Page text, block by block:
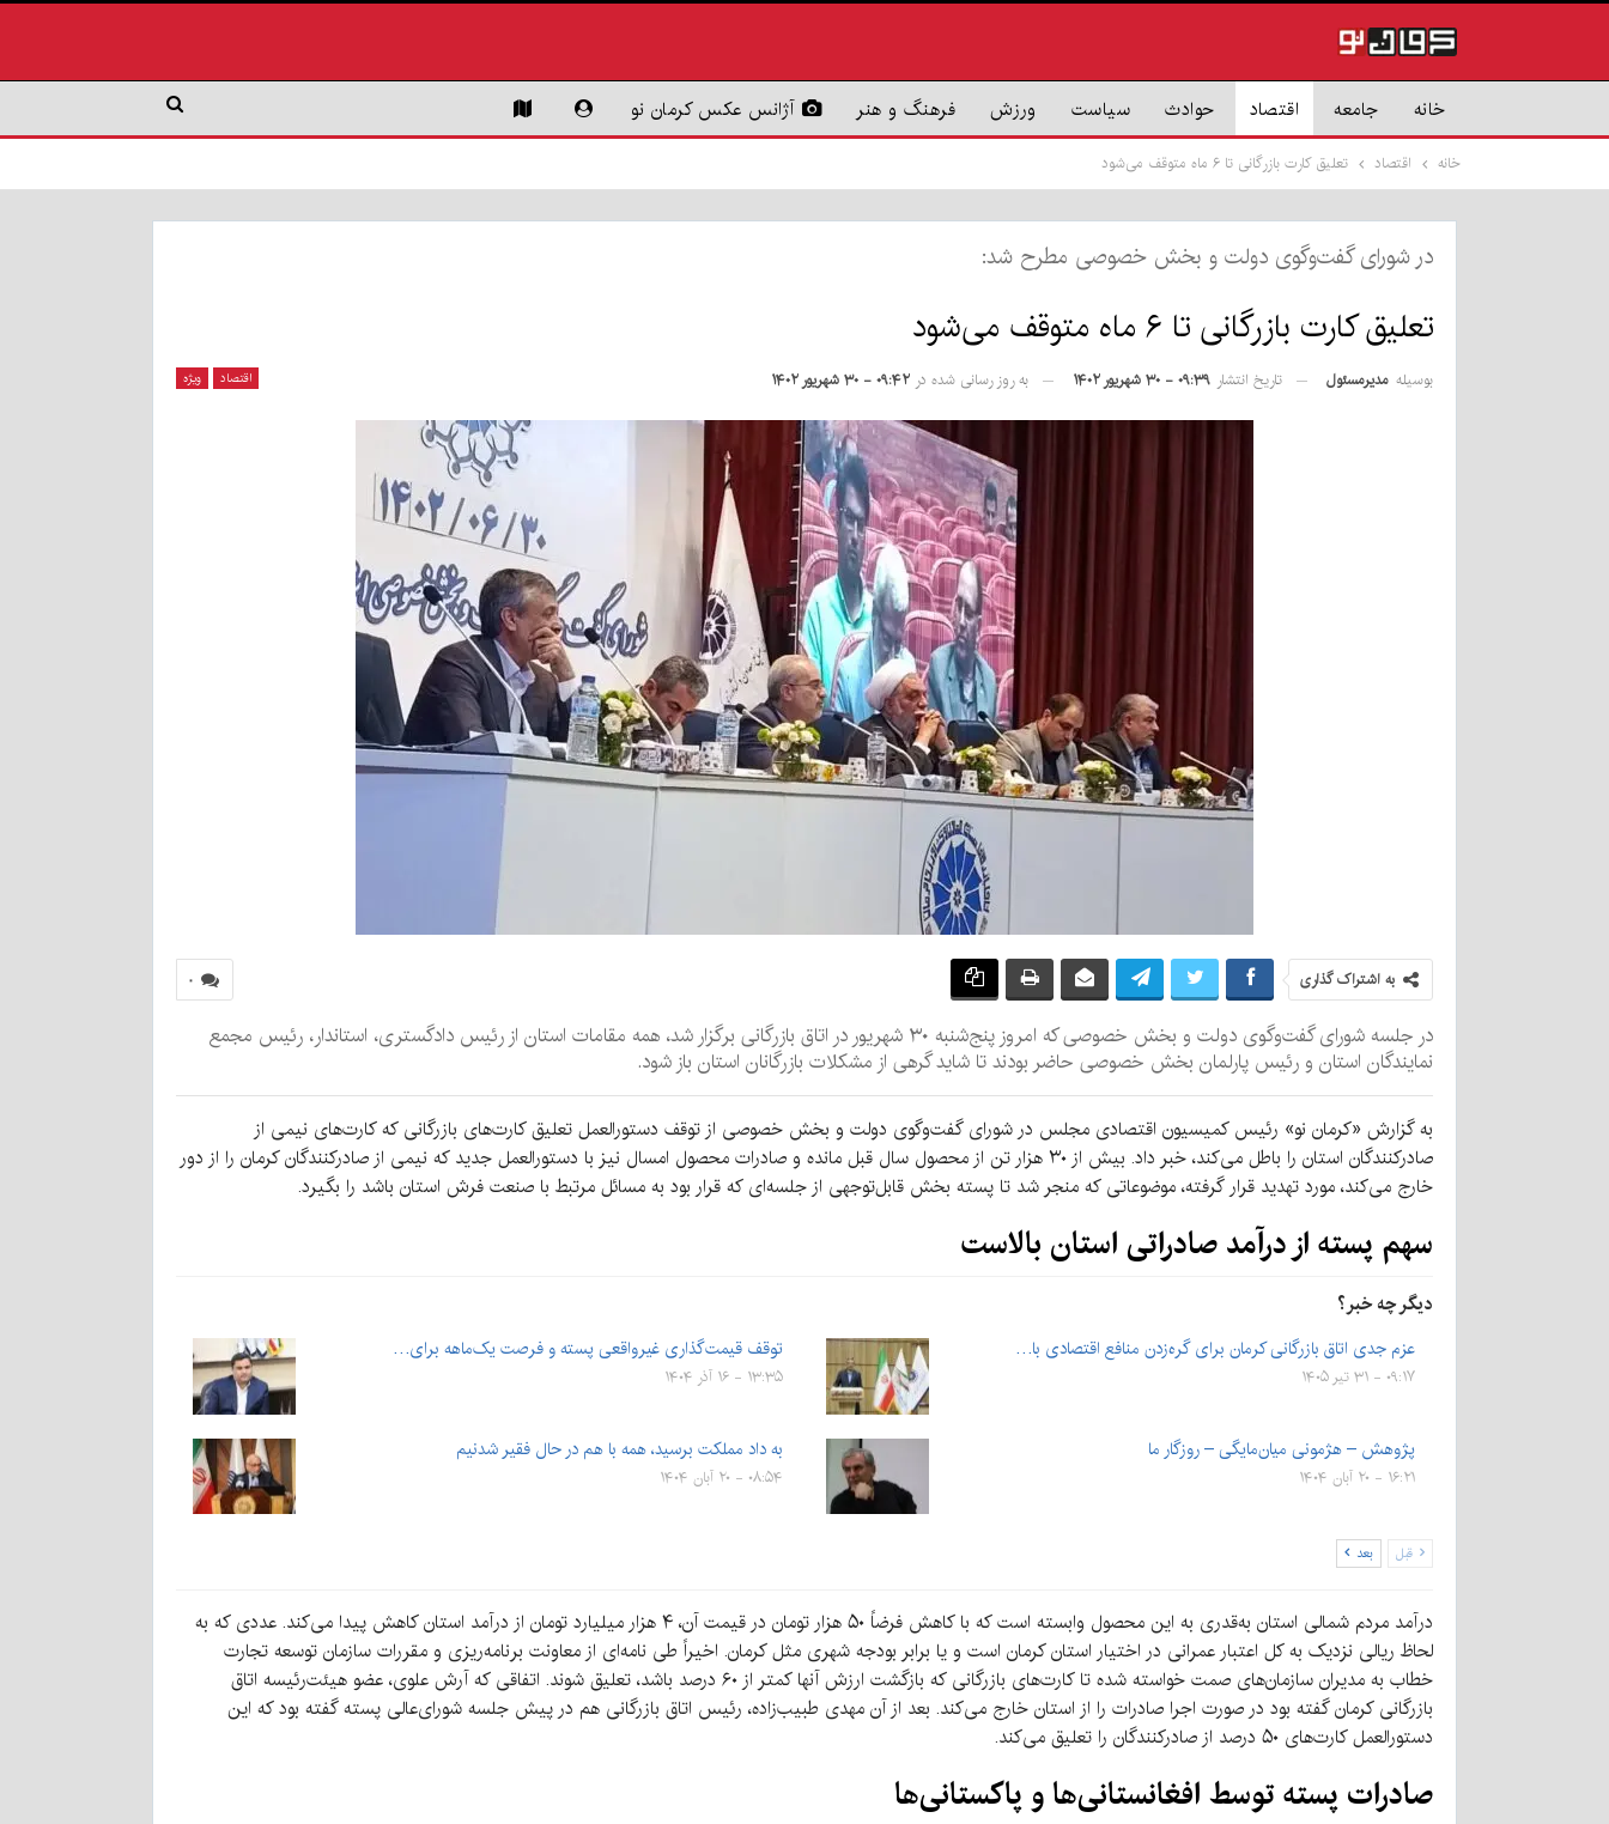
خانه جامعه اقتصاد حوادث سیاست ورزش فرهنگ و هنر آژانس عکس کرمان نو
خانه اقتصاد تعلیق کارت بازرگانی تا ۶ ماه متوقف می‌شود
در شورای گفت‌وگوی دولت و بخش خصوصی مطرح شد:
تعلیق کارت بازرگانی تا ۶ ماه متوقف می‌شود
اقتصاد ویژه بوسیله مدیرمسئول تاریخ انتشار ۰۹:۳۹ - ۳۰ شهریور ۱۴۰۲ به روز رسانی شده در ۰۹:۴۲ - ۳۰ شهریور ۱۴۰۲
۰ به اشتراک گذاری
در جلسه شورای گفت‌وگوی دولت و بخش خصوصی که امروز پنج‌شنبه ۳۰ شهریور در اتاق بازرگانی برگزار شد، همه مقامات استان از رئیس دادگستری، استاندار، رئیس مجمع
نمایندگان استان و رئیس پارلمان بخش خصوصی حاضر بودند تا شاید گرهی از مشکلات بازرگانان استان باز شود.
به گزارش «کرمان نو» رئیس کمیسیون اقتصادی مجلس در شورای گفت‌وگوی دولت و بخش خصوصی از توقف دستورالعمل تعلیق کارت‌های بازرگانی که کارت‌های نیمی از
صادرکنندگان استان را باطل می‌کند، خبر داد. بیش از ۳۰ هزار تن از محصول سال قبل مانده و صادرات محصول امسال نیز با دستورالعمل جدید که نیمی از صادرکنندگان کرمان را از دور
خارج می‌کند، مورد تهدید قرار گرفته، موضوعاتی که منجر شد تا پسته بخش قابل‌توجهی از جلسه‌ای که قرار بود به مسائل مرتبط با صنعت فرش استان باشد را بگیرد.
سهم پسته از درآمد صادراتی استان بالاست
دیگر چه خبر؟
عزم جدی اتاق بازرگانی کرمان برای گره‌زدن منافع اقتصادی با…
۰۹:۱۷ - ۳۱ تیر ۱۴۰۵
توقف قیمت‌گذاری غیرواقعی پسته و فرصت یک‌ماهه برای…
۱۳:۳۵ - ۱۶ آذر ۱۴۰۴
پژوهش – هژمونی میان‌مایگی – روزگار ما
۱۶:۲۱ - ۲۰ آبان ۱۴۰۴
به داد مملکت برسید، همه با هم در حال فقیر شدنیم
۰۸:۵۴ - ۲۰ آبان ۱۴۰۴
قبل بعد
درآمد مردم شمالی استان به‌قدری به این محصول وابسته است که با کاهش فرضاً ۵۰ هزار تومان در قیمت آن، ۴ هزار میلیارد تومان از درآمد استان کاهش پیدا می‌کند. عددی که به
لحاظ ریالی نزدیک به کل اعتبار عمرانی در اختیار استان کرمان است و یا برابر بودجه شهری مثل کرمان. اخیراً طی نامه‌ای از معاونت برنامه‌ریزی و مقررات سازمان توسعه تجارت
خطاب به مدیران سازمان‌های صمت خواسته شده تا کارت‌های بازرگانی که بازگشت ارزش آنها کمتر از ۶۰ درصد باشد، تعلیق شوند. اتفاقی که آرش علوی، عضو هیئت‌رئیسه اتاق
بازرگانی کرمان گفته بود در صورت اجرا صادرات را از استان خارج می‌کند. بعد از آن مهدی طبیب‌زاده، رئیس اتاق بازرگانی هم در پیش جلسه شورای‌عالی پسته گفته بود که این
دستورالعمل کارت‌های ۵۰ درصد از صادرکنندگان را تعلیق می‌کند.
صادرات پسته توسط افغانستانی‌ها و پاکستانی‌ها